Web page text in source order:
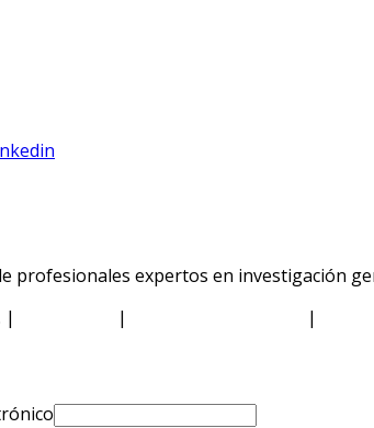
profesionales expertos en investigación
|
| |